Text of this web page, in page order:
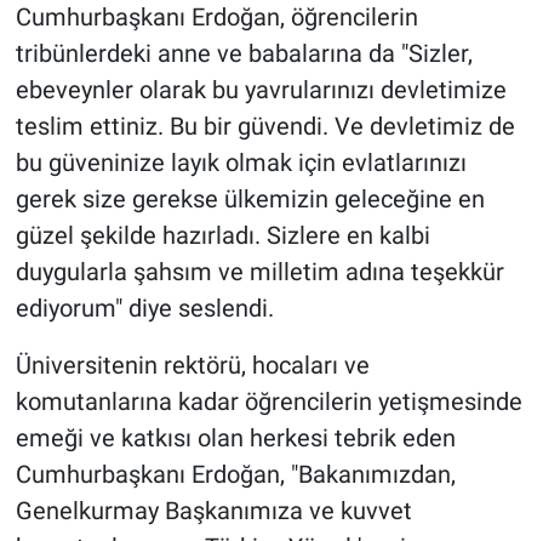
Cumhurbaşkanı Erdoğan, öğrencilerin
tribünlerdeki anne ve babalarına da "Sizler,
ebeveynler olarak bu yavrularınızı devletimize
teslim ettiniz. Bu bir güvendi. Ve devletimiz de
bu güveninize layık olmak için evlatlarınızı
gerek size gerekse ülkemizin geleceğine en
güzel şekilde hazırladı. Sizlere en kalbi
duygularla şahsım ve milletim adına teşekkür
ediyorum" diye seslendi.
Üniversitenin rektörü, hocaları ve
komutanlarına kadar öğrencilerin yetişmesinde
emeği ve katkısı olan herkesi tebrik eden
Cumhurbaşkanı Erdoğan, "Bakanımızdan,
Genelkurmay Başkanımıza ve kuvvet